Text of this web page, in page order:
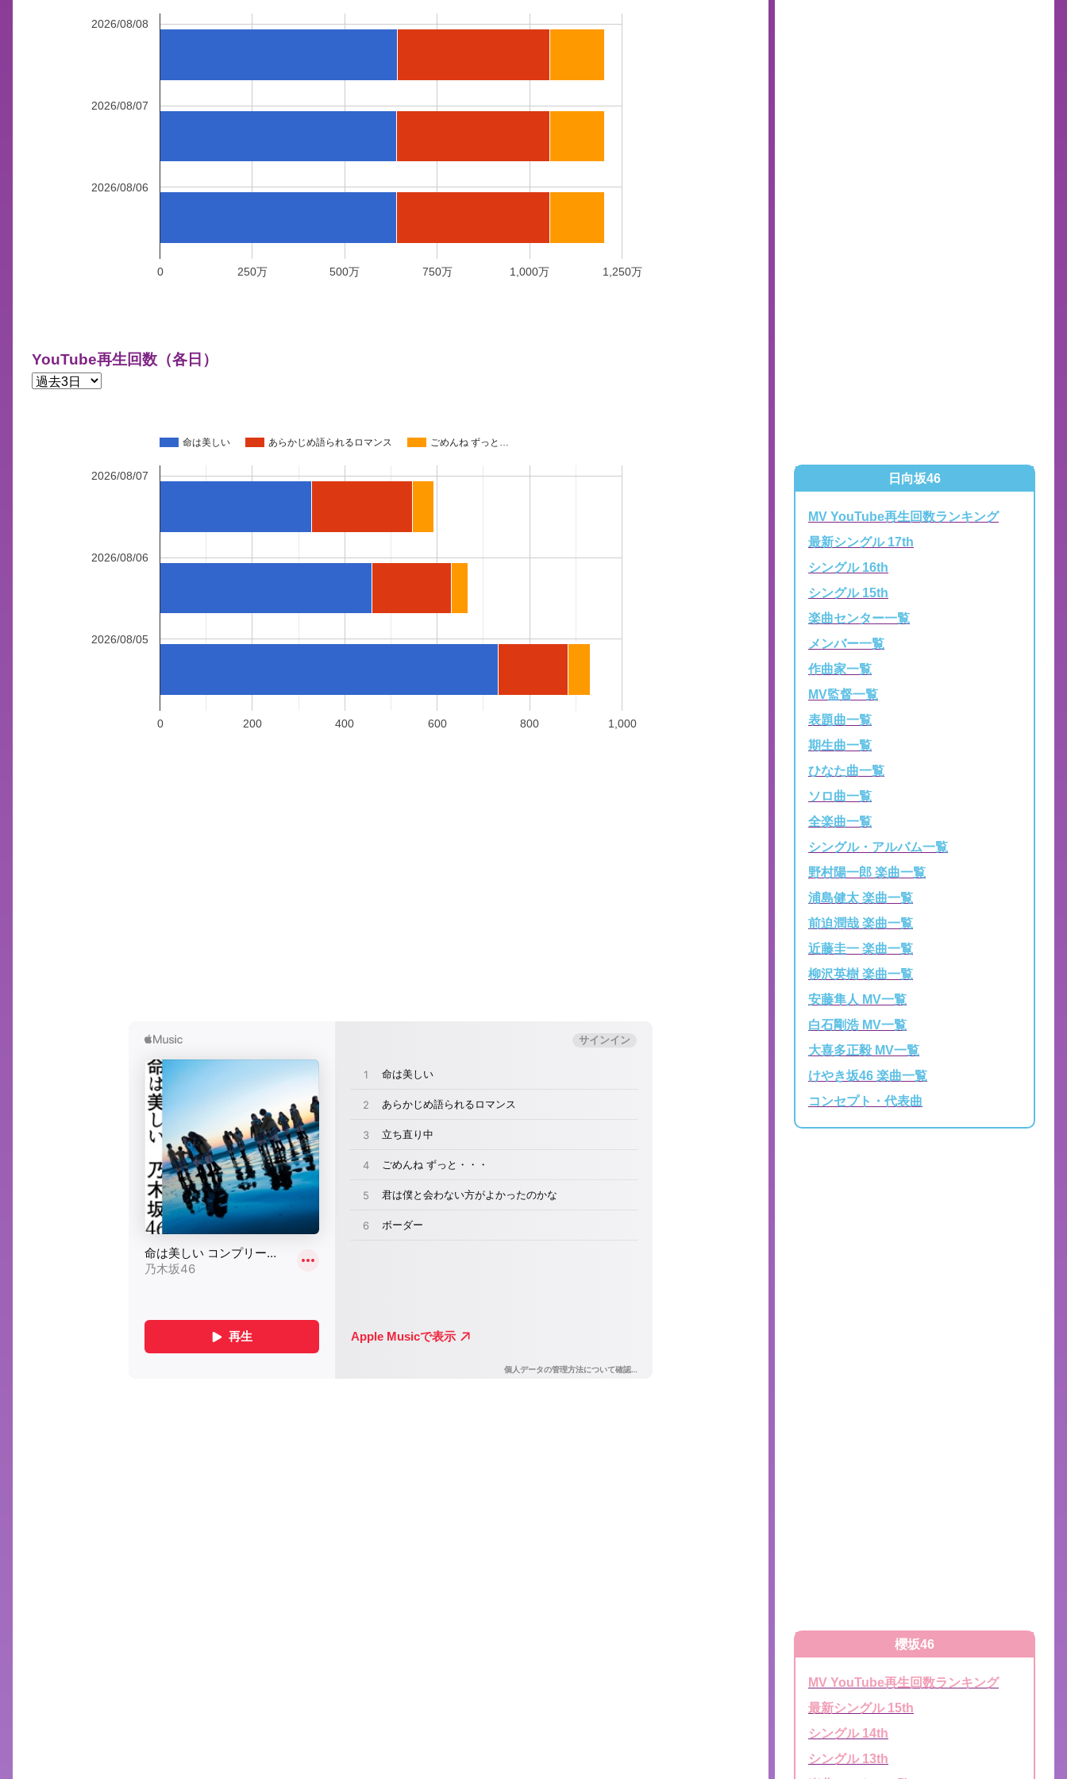
0 250万 500万 750万 1,000万 1,250万
2026/08/06
2026/08/07
2026/08/08
YouTube再生回数（各日）
命は美しい あらかじめ語られるロマンス ごめんね ずっと…
0 200 400 600 800 1,000
2026/08/05
2026/08/06
2026/08/07 日向坂46
MV YouTube再生回数ランキング
最新シングル 17th
シングル 16th
シングル 15th
楽曲センター一覧
メンバー一覧
作曲家一覧
MV監督一覧
表題曲一覧
期生曲一覧
ひなた曲一覧
ソロ曲一覧
全楽曲一覧
シングル・アルバム一覧
野村陽一郎 楽曲一覧
浦島健太 楽曲一覧
前迫潤哉 楽曲一覧
近藤圭一 楽曲一覧
柳沢英樹 楽曲一覧
安藤隼人 MV一覧
白石剛浩 MV一覧
大喜多正毅 MV一覧
けやき坂46 楽曲一覧
コンセプト・代表曲
櫻坂46
MV YouTube再生回数ランキング
最新シングル 15th
シングル 14th
シングル 13th